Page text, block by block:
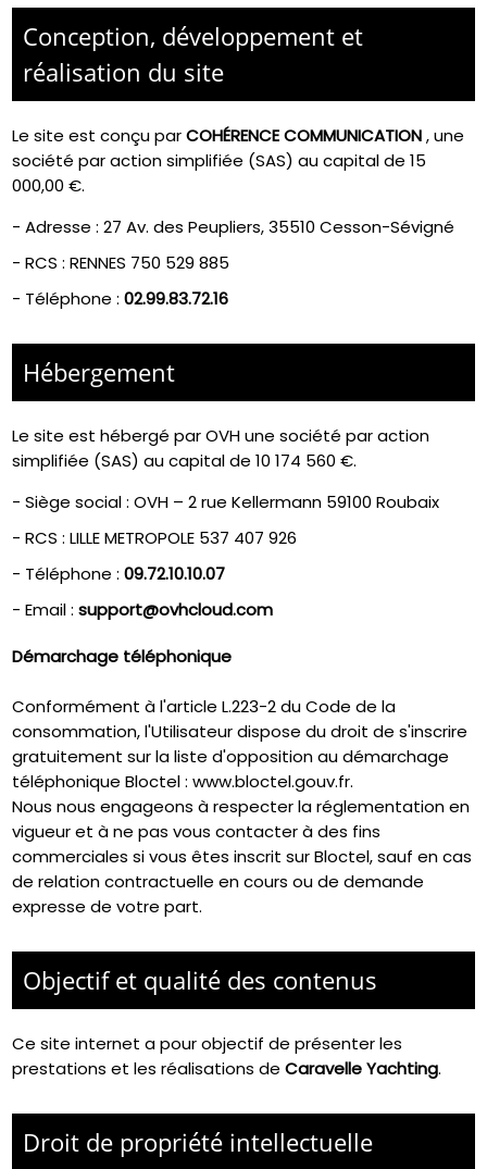
Conception, développement et
réalisation du site
Le site est conçu parCOHÉRENCE COMMUNICATION,une
société par action simplifiée (SAS) au capital de 15
000,00 €.
-Adresse : 27 Av. des Peupliers, 35510 Cesson-Sévigné
-RCS : RENNES 750 529 885
- Téléphone :02.99.83.72.16
Hébergement
Le site est hébergé parOVH une société par action
simplifiée (SAS) au capital de 10 174 560 €.
-Siège social : OVH – 2 rue Kellermann 59100 Roubaix
- RCS :LILLE METROPOLE 537 407 926
- Téléphone :09.72.10.10.07
- Email :support@ovhcloud.com
Démarchage téléphonique
Conformément à l'article L.223-2 du Code de la
consommation, l'Utilisateur dispose du droit de s'inscrire
gratuitement sur la liste d'opposition au démarchage
téléphonique Bloctel :www.bloctel.gouv.fr.
Nous nous engageons à respecter la réglementation en
vigueur et à ne pas vous contacter à des fins
commerciales si vous êtes inscrit sur Bloctel, sauf en cas
de relation contractuelle en cours ou de demande
expresse de votre part.
Objectif et qualité des contenus
Ce site internet a pour objectif de présenter les
prestations et les réalisations deCaravelle Yachting.
Droit de propriété intellectuelle